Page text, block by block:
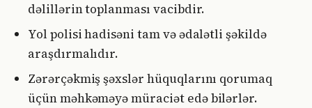
dəlillərin toplanması vacibdir.
Yol polisi hadisəni tam və ədalətli şəkildə
araşdırmalıdır.
Zərərçəkmiş şəxslər hüquqlarını qorumaq
üçün məhkəməyə müraciət edə bilərlər.